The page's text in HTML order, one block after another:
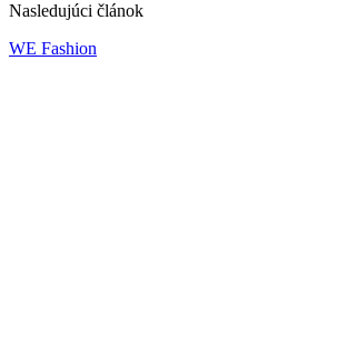
Nasledujúci článok
WE Fashion